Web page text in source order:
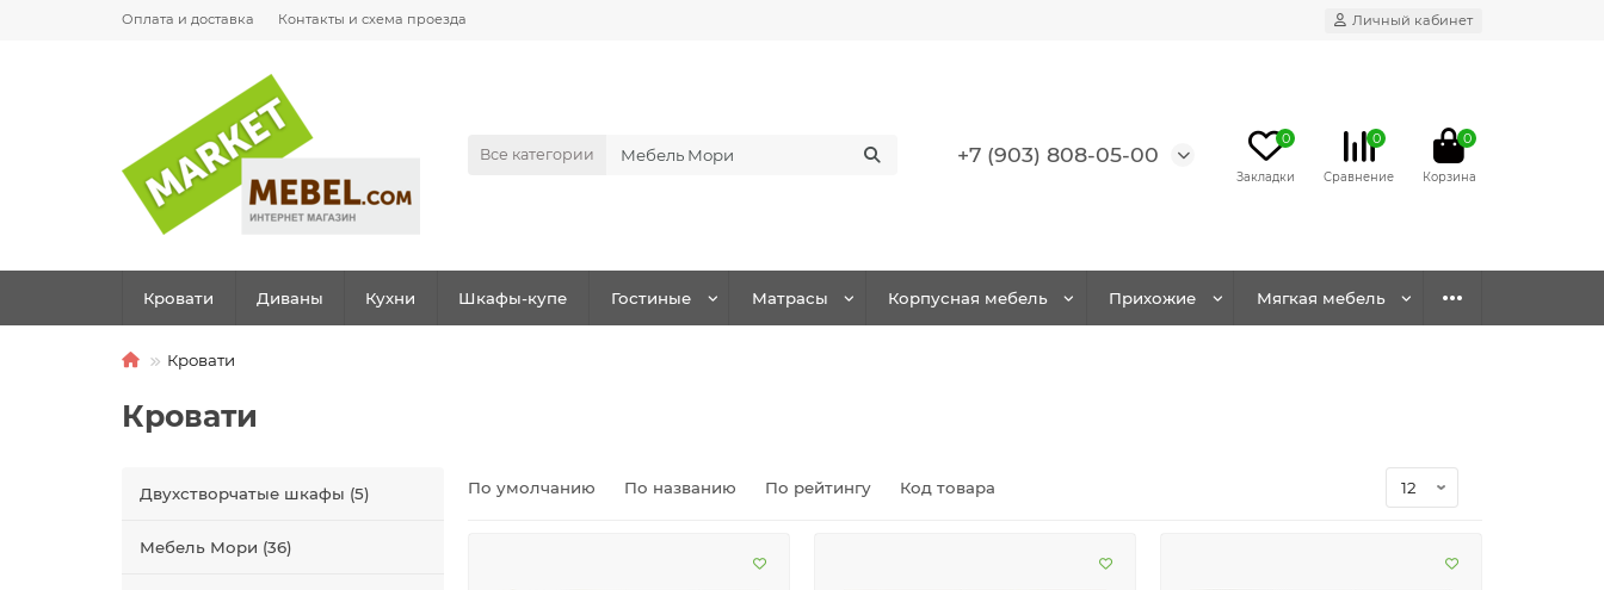
Оплата и доставка Контакты и схема проезда Личный кабинет
Все категории +7 (903) 808-05-00
0 0 0
Кровати Диваны Кухни Шкафы-купе Гостиные Матрасы Корпусная мебель Прихожие Мягкая мебель
Кровати
Кровати
Двухстворчатые шкафы (5)
Мебель Мори (36)
По умолчанию По названию По рейтингу Код товара